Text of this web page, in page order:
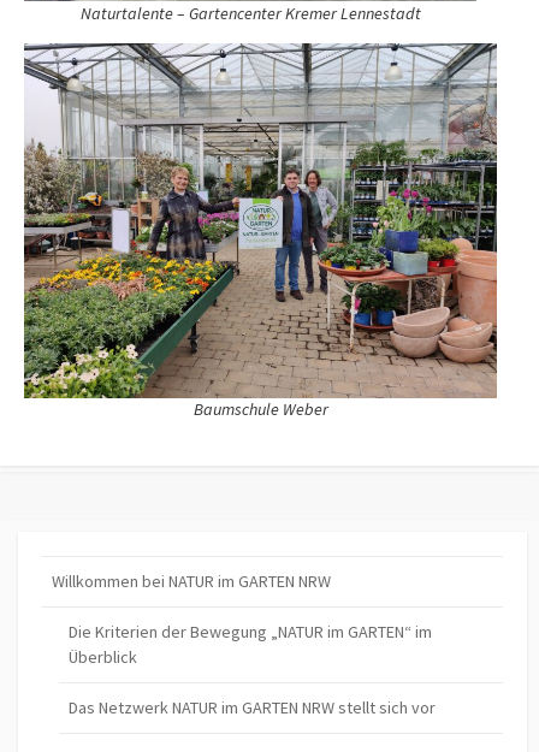
Naturtalente – Gartencenter Kremer Lennestadt
Baumschule Weber
Willkommen bei NATUR im GARTEN NRW
Die Kriterien der Bewegung „NATUR im GARTEN“ im
Überblick
Das Netzwerk NATUR im GARTEN NRW stellt sich vor